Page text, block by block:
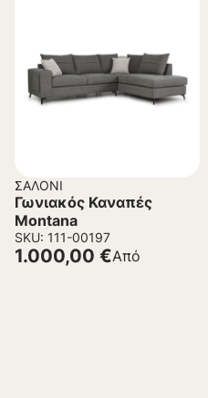
ΣΑΛΌΝΙ
Γωνιακός Καναπές
Montana
SKU: 111-00197
Από
1.000,00 €